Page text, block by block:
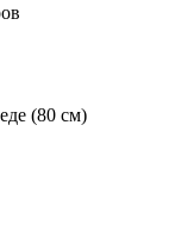
(80 см)